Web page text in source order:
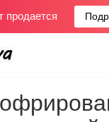
продается